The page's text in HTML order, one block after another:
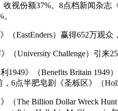
收视份额37%。8点档新闻杂
（EastEnders）赢得652万观
（University Challenge）引来
1949》（Benefits Britain
6点半肥皂剧《圣栎区》（
（The Billion Dollar Wreck